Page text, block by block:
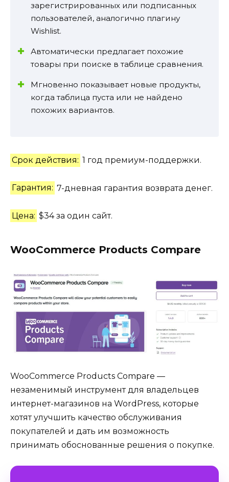
зарегистрированных или подписанных
пользователей, аналогично плагину
Wishlist.
Автоматически предлагает похожие
товары при поиске в таблице сравнения.
Мгновенно показывает новые продукты,
когда таблица пуста или не найдено
похожих вариантов.
Срок действия: 1 год премиум-поддержки.
Гарантия: 7-дневная гарантия возврата денег.
Цена: $34 за один сайт.
WooCommerce Products Compare
WooCommerce Products Compare —
незаменимый инструмент для владельцев
интернет-магазинов на WordPress, которые
хотят улучшить качество обслуживания
покупателей и дать им возможность
принимать обоснованные решения о покупке.